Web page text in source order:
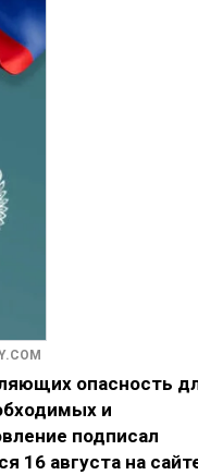
опасность
и
подписал
16 августа на